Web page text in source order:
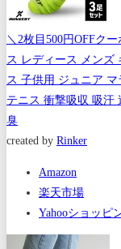
＼2枚目500円OFFク
ス レディース メンズ
ス 子供用 ジュニア
テニス 衝撃吸収 吸汗
臭
created by Rinker
Amazon
楽天市場
Yahooショッピ